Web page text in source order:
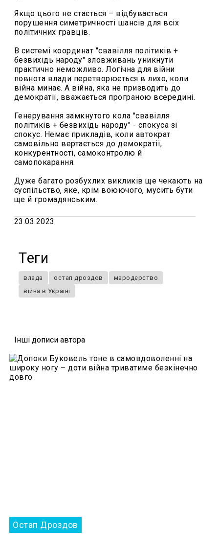
Якщо цього не стається – відбувається
порушення симетричності шансів для всіх
політичних гравців.
В системі координат "свавілля політиків +
безвихідь народу" зловживань уникнути
практично неможливо. Логічна для війни
повнота влади перетворюється в лихо, коли
війна минає. А війна, яка не призводить до
демократії, вважається програною всередині.
Генерування замкнутого кола "свавілля
політиків + безвихідь народу" - спокуса зі
спокус. Немає прикладів, коли автократ
самовільно вертається до демократії,
конкурентності, самоконтролю й
самопокарання.
Дуже багато розбухлих викликів ще чекають на
суспільство, яке, крім воюючого, мусить бути
ще й громадянським.
23.03.2023
Теги
влада остап дроздов
мародерство
війна в Україні
Iншi дописи автора
Остап Дроздов